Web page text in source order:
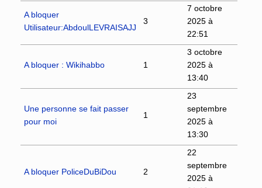
A bloquer
Utilisateur:AbdoulLEVRAISAJJ
3
7 octobre
2025 à
22:51
A bloquer : Wikihabbo 1
3 octobre
2025 à
13:40
Une personne se fait passer
pour moi
1
23
septembre
2025 à
13:30
A bloquer PoliceDuBiDou 2
22
septembre
2025 à